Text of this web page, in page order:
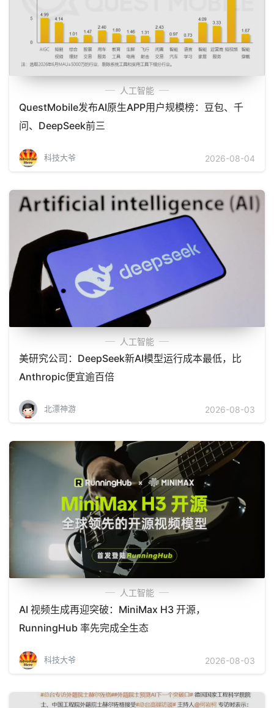
人工智能
QuestMobile发布AI原生APP用户规模榜：豆包、千
问、DeepSeek前三
科技大爷 2026-08-04
人工智能
美研究公司：DeepSeek新AI模型运行成本最低，比
Anthropic便宜逾百倍
北漂神游 2026-08-03
人工智能
AI 视频生成再迎突破：MiniMax H3 开源，
RunningHub 率先完成全生态
科技大爷 2026-08-03